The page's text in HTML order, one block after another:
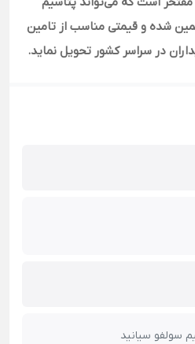
شده و قیمتی مناسب از تامین
در سراسر کشور تحویل نماید.
سولفو سیانید